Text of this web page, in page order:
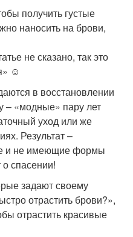
получить густые
наносить на брови,
не сказано, так это
☺
в восстановлении
«модные» пару лет
уход или же
Результат –
и не имеющие формы
спасении!
задают своему
отрастить брови?»,
отрастить красивые